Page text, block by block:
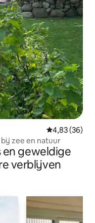
Gemiddelde
4,83 (36)
zee en natuur
geweldige
verblijven